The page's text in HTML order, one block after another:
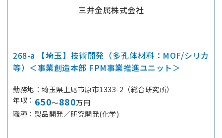
三井金属株式会社
268-a 【埼玉】技術開発（多孔体材料：MOF/シリカ
等）＜事業創造本部 FPM事業推進ユニット＞
勤務地
埼玉県上尾市原市1333-2（総合研究所）
年収
650～880万円
職種
製品開発／研究開発(化学)